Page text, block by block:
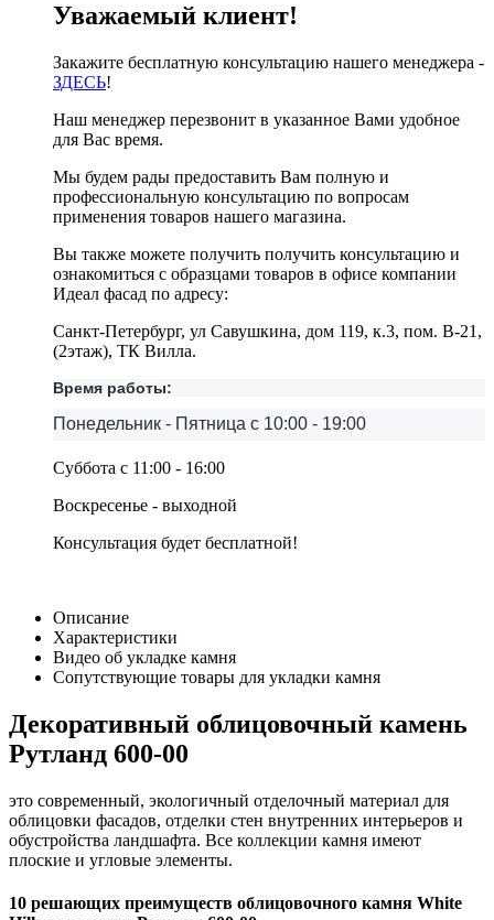
Уважаемый клиент!
Закажите бесплатную консультацию нашего менеджера -
ЗДЕСЬ!
Наш менеджер перезвонит в указанное Вами удобное
для Вас время.
Мы будем рады предоставить Вам полную и
профессиональную консультацию по вопросам
применения товаров нашего магазина.
Вы также можете получить получить консультацию и
ознакомиться с образцами товаров в офисе компании
Идеал фасад по адресу:
Санкт-Петербург, ул Савушкина, дом 119, к.3, пом. В-21,
(2этаж), ТК Вилла.
Время работы:
Понедельник - Пятница с 10:00 - 19:00
Суббота с 11:00 - 16:00
Воскресенье - выходной
Консультация будет бесплатной!
Описание
Характеристики
Видео об укладке камня
Сопутствующие товары для укладки камня
Декоративный облицовочный камень
Рутланд 600-00
это современный, экологичный отделочный материал для
облицовки фасадов, отделки стен внутренних интерьеров и
обустройства ландшафта. Все коллекции камня имеют
плоские и угловые элементы.
10 решающих преимуществ облицовочного камня White